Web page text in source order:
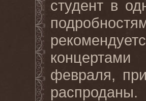
студент в
февраля,
распроданы.